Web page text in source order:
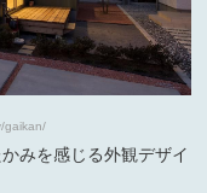
gaikan/
みを感じる外観デザイ